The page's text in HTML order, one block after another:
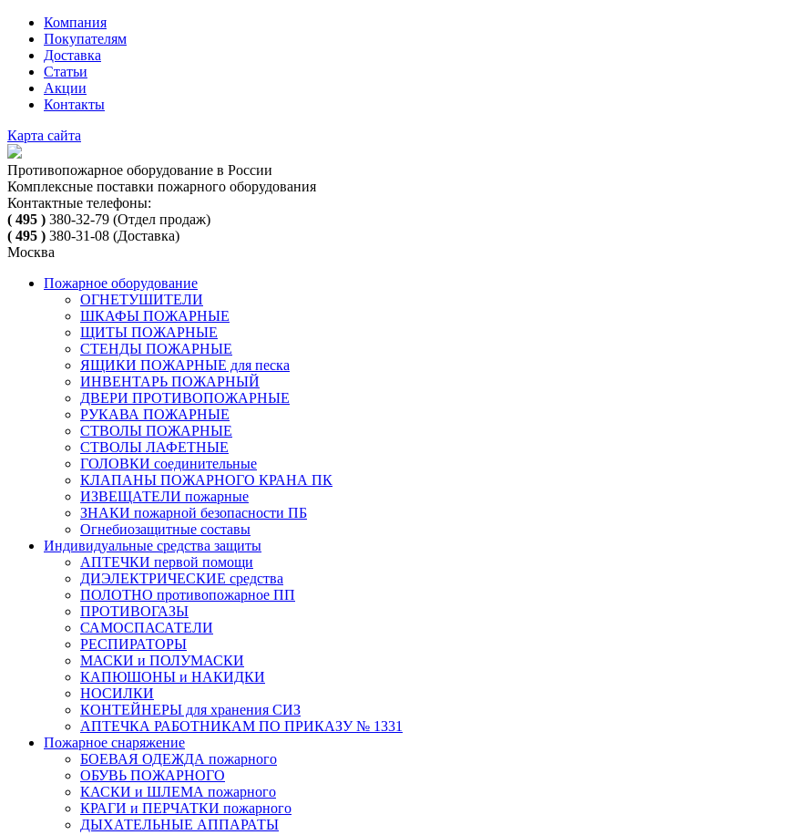
Компания
Покупателям
Доставка
Статьи
Акции
Контакты
Карта сайта
Противопожарное оборудование в России
Комплексные поставки пожарного оборудования
Контактные телефоны:
( 495 ) 380-32-79 (Отдел продаж)
( 495 ) 380-31-08 (Доставка)
Москва
Пожарное оборудование
ОГНЕТУШИТЕЛИ
ШКАФЫ ПОЖАРНЫЕ
ЩИТЫ ПОЖАРНЫЕ
СТЕНДЫ ПОЖАРНЫЕ
ЯЩИКИ ПОЖАРНЫЕ для песка
ИНВЕНТАРЬ ПОЖАРНЫЙ
ДВЕРИ ПРОТИВОПОЖАРНЫЕ
РУКАВА ПОЖАРНЫЕ
СТВОЛЫ ПОЖАРНЫЕ
СТВОЛЫ ЛАФЕТНЫЕ
ГОЛОВКИ соединительные
КЛАПАНЫ ПОЖАРНОГО КРАНА ПК
ИЗВЕЩАТЕЛИ пожарные
ЗНАКИ пожарной безопасности ПБ
Огнебиозащитные составы
Индивидуальные средства защиты
АПТЕЧКИ первой помощи
ДИЭЛЕКТРИЧЕСКИЕ средства
ПОЛОТНО противопожарное ПП
ПРОТИВОГАЗЫ
САМОСПАСАТЕЛИ
РЕСПИРАТОРЫ
МАСКИ и ПОЛУМАСКИ
КАПЮШОНЫ и НАКИДКИ
НОСИЛКИ
КОНТЕЙНЕРЫ для хранения СИЗ
АПТЕЧКА РАБОТНИКАМ ПО ПРИКАЗУ № 1331
Пожарное снаряжение
БОЕВАЯ ОДЕЖДА пожарного
ОБУВЬ ПОЖАРНОГО
КАСКИ и ШЛЕМА пожарного
КРАГИ и ПЕРЧАТКИ пожарного
ДЫХАТЕЛЬНЫЕ АППАРАТЫ